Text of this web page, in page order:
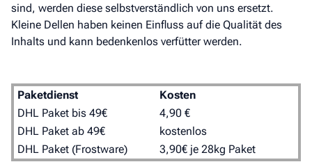
sind, werden diese selbstverständlich von uns ersetzt.
Kleine Dellen haben keinen Einfluss auf die Qualität des
Inhalts und kann bedenkenlos verfütter werden.
Paketdienst
Kosten
DHL Paket bis 49€
4,90 €
DHL Paket ab 49€
kostenlos
DHL Paket (Frostware)
3,90€ je 28kg Paket